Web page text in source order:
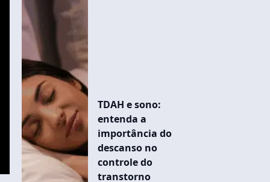
TDAH e sono:
entenda a
importância do
descanso no
controle do
transtorno